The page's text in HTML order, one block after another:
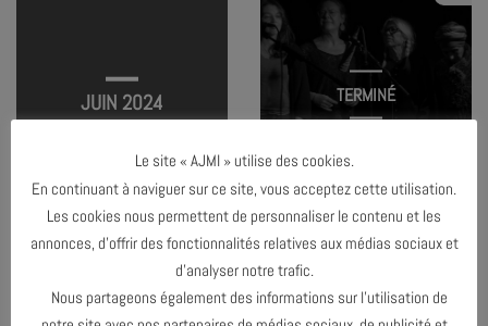
JUIN 2024
PRATIQUE VOCALE COLLECTIVE
TERMINÉ
MAI 2024
Le site « AJMI » utilise des cookies.
En continuant à naviguer sur ce site, vous acceptez cette utilisation.
Les cookies nous permettent de personnaliser le contenu et les
annonces, d’offrir des fonctionnalités relatives aux médias sociaux et
d’analyser notre trafic.
Nous partageons également des informations sur l’utilisation de